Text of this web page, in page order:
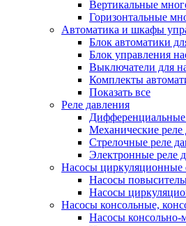
Вертикальные
Горизонтальные
Автоматика и шкафы
Блок автоматики
Блок управления
Выключатели для
Комплекты
Показать все
Реле давления
Дифференциальные
Механические реле
Стрелочные реле
Электронные реле
Насосы
Насосы
Насосы
Насосы консольные,
Насосы консольно-